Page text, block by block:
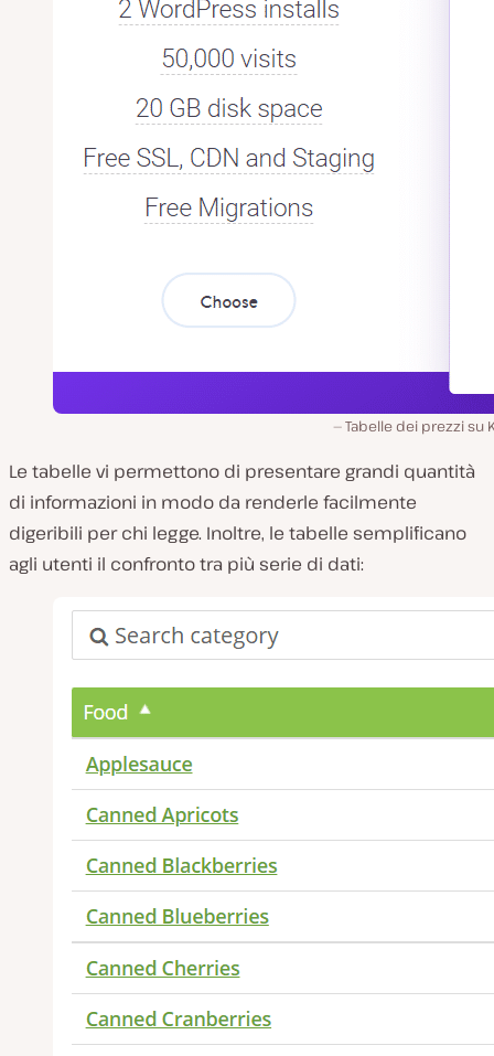
Tabelle dei prezzi su
Le tabelle vi permettono di presentare grandi quantità
di informazioni in modo da renderle facilmente
digeribili per chi legge. Inoltre, le tabelle semplificano
agli utenti il confronto tra più serie di dati: